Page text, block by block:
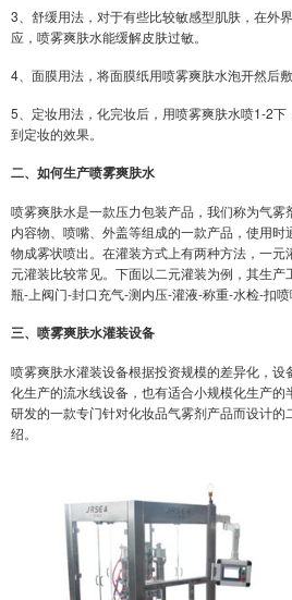
3、舒缓用法，对于有些比较敏感型肌肤，在外
应，喷雾爽肤水能缓解皮肤过敏。
4、面膜用法，将面膜纸用喷雾爽肤水泡开然后
5、定妆用法，化完妆后，用喷雾爽肤水喷1-2
到定妆的效果。
二、如何生产喷雾爽肤水
喷雾爽肤水是一款压力包装产品，我们称为气雾
内容物、喷嘴、外盖等组成的一款产品，使用
物成雾状喷出。在灌装方式上有两种方法，一元
元灌装比较常见。下面以二元灌装为例，其生
瓶-上阀门-封口充气-测内压-灌液-称重-水检-扣喷
三、喷雾爽肤水灌装设备
喷雾爽肤水灌装设备根据投资规模的差异化，
化生产的流水线设备，也有适合小规模化生产
研发的一款专门针对化妆品气雾剂产品而设计
绍。